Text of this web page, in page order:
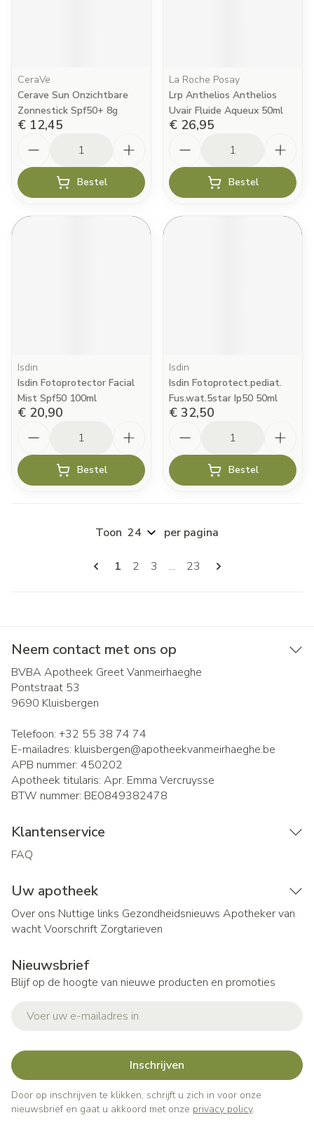
CeraVe
Cerave Sun Onzichtbare
Zonnestick Spf50+ 8g
€ 12,45
Bestel
La Roche Posay
Lrp Anthelios Anthelios
Uvair Fluide Aqueux 50ml
€ 26,95
Bestel
Isdin
Isdin Fotoprotector Facial
Mist Spf50 100ml
€ 20,90
Bestel
Isdin
Isdin Fotoprotect.pediat.
Fus.wat.5star Ip50 50ml
€ 32,50
Bestel
Pagina's
U lees momenteel pagina
1 Pagina
2 Pagina
3 ... Pagina
23
Toon per pagina
Neem contact met ons op
BVBA Apotheek Greet Vanmeirhaeghe
Pontstraat 53
9690 Kluisbergen
Telefoon: +32 55 38 74 74
E-mailadres: kluisbergen@apotheekvanmeirhaeghe.be
APB nummer: 450202
Apotheek titularis: Apr. Emma Vercruysse
BTW nummer: BE0849382478
Klantenservice
FAQ
Uw apotheek
Over ons Nuttige links Gezondheidsnieuws Apotheker van
wachtVoorschrift Zorgtarieven
Nieuwsbrief
Blijf op de hoogte van nieuwe producten en promoties
Inschrijven
Door op inschrijven te klikken, schrijft u zich in voor onze
nieuwsbrief en gaat u akkoord met onze privacy policy.